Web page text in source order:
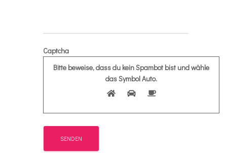
Captcha
Bitte beweise, dass du kein Spambot bist und wähle
das SymbolAuto.